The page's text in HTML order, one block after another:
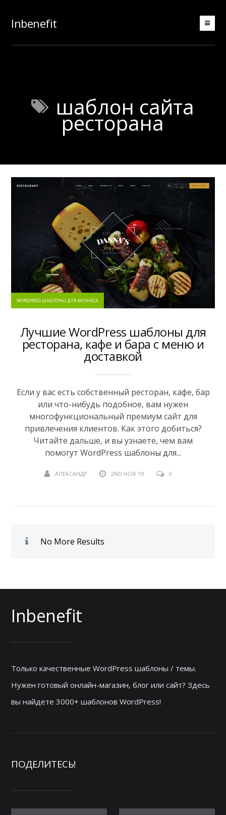
Inbenefit
шаблон сайта
ресторана
WORDPRESS ШАБЛОНЫ ДЛЯ БИЗНЕСА
Лучшие WordPress шаблоны для
ресторана, кафе и бара с меню и
доставкой
Если у вас есть собственный ресторан, кафе, бар
или что-нибудь подобное, вам нужен
многофункциональный премиум сайт для
привлечения клиентов. Как этого добиться?
Читайте дальше, и вы узнаете, чем вам
помогут WordPress шаблоны для...
АЛЕКСАНДР 2ND НОЯ '19 0
No More Results
Inbenefit
Только качественные WordPress шаблоны / темы.
Нужен готовый онлайн-магазин, блог или сайт? Здесь
вы найдете 3000+ шаблонов WordPress!
ПОДЕЛИТЕСЬ!